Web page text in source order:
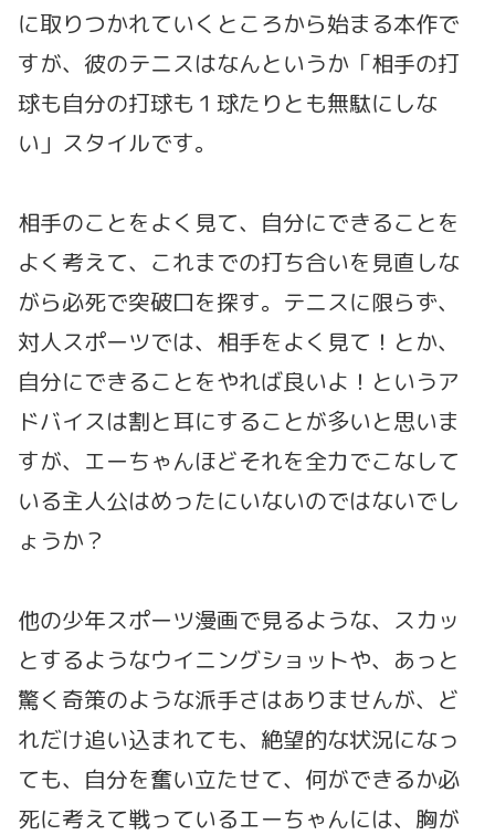
に取りつかれていくところから始まる本作で
すが、彼のテニスはなんというか「相手の打
球も自分の打球も１球たりとも無駄にしな
い」スタイルです。
相手のことをよく見て、自分にできることを
よく考えて、これまでの打ち合いを見直しな
がら必死で突破口を探す。テニスに限らず、
対人スポーツでは、相手をよく見て！とか、
自分にできることをやれば良いよ！というア
ドバイスは割と耳にすることが多いと思いま
すが、エーちゃんほどそれを全力でこなして
いる主人公はめったにいないのではないでし
ょうか？
他の少年スポーツ漫画で見るような、スカッ
とするようなウイニングショットや、あっと
驚く奇策のような派手さはありませんが、ど
れだけ追い込まれても、絶望的な状況になっ
ても、自分を奮い立たせて、何ができるか必
死に考えて戦っているエーちゃんには、胸が